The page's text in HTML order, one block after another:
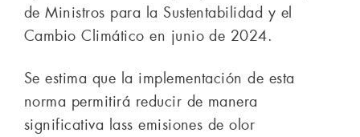
de Ministros para la Sustentabilidad y el
Cambio Climático en junio de 2024.
Se estima que la implementación de esta
norma permitirá reducir de manera
significativa lass emisiones de olor